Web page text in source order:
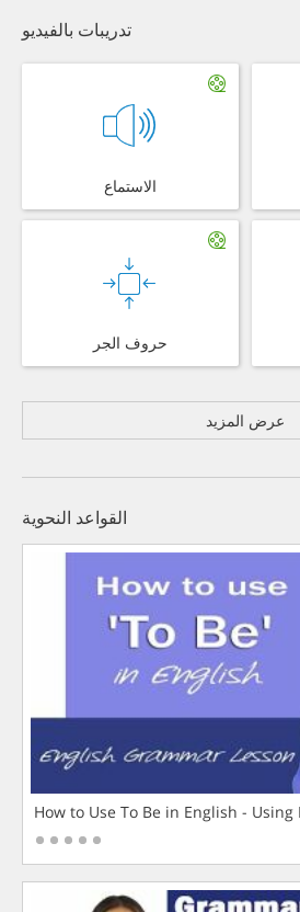
تدريبات بالفيديو
الاستماع
حروف الجر
عرض المزيد
القواعد النحوية
How to Use To Be in English -